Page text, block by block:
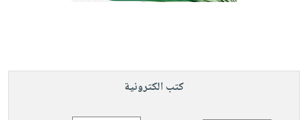
كتب الكترونية